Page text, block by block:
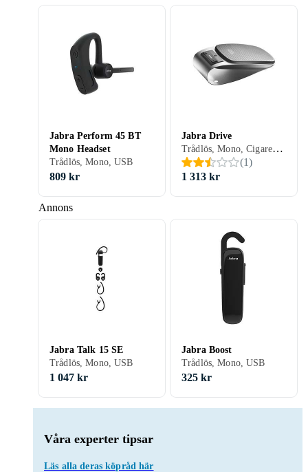
Annons
Våra experter tipsar
Läs alla deras köpråd här
Jabra Perform 45 BT
Mono Headset
Trådlös, Mono, USB
809 kr
Jabra Drive
Trådlös, Mono, Cigarettändaruttag (12-24V), USB
(1)
1 313 kr
Jabra Talk 15 SE
Trådlös, Mono, USB
1 047 kr
Jabra Boost
Trådlös, Mono, USB
325 kr